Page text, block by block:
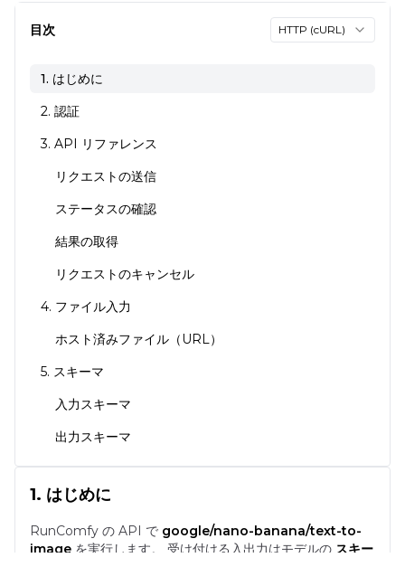
目次 HTTP (cURL)
1. はじめに
2. 認証
3. API リファレンス
リクエストの送信
ステータスの確認
結果の取得
リクエストのキャンセル
4. ファイル入力
ホスト済みファイル（URL）
5. スキーマ
入力スキーマ
出力スキーマ
1. はじめに
RunComfy の API で google/nano-banana/text-to-
image を実行します。 受け付ける入出力はモデルの スキー